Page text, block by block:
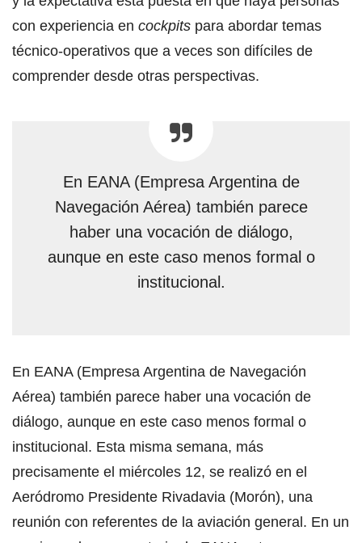
con experiencia en cockpits para abordar temas
técnico-operativos que a veces son difíciles de
comprender desde otras perspectivas.
En EANA (Empresa Argentina de
Navegación Aérea) también parece
haber una vocación de diálogo,
aunque en este caso menos formal o
institucional.
En EANA (Empresa Argentina de Navegación
Aérea) también parece haber una vocación de
diálogo, aunque en este caso menos formal o
institucional. Esta misma semana, más
precisamente el miércoles 12, se realizó en el
Aeródromo Presidente Rivadavia (Morón), una
reunión con referentes de la aviación general. En un